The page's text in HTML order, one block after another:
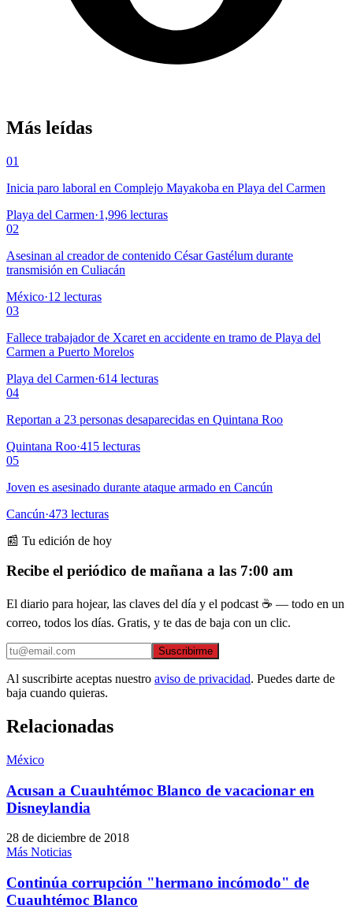
Más leídas
01
Inicia paro laboral en Complejo Mayakoba en Playa del Carmen
Playa del Carmen·1,996 lecturas
02
Asesinan al creador de contenido César Gastélum durante
transmisión en Culiacán
México·12 lecturas
03
Fallece trabajador de Xcaret en accidente en tramo de Playa del
Carmen a Puerto Morelos
Playa del Carmen·614 lecturas
04
Reportan a 23 personas desaparecidas en Quintana Roo
Quintana Roo·415 lecturas
05
Joven es asesinado durante ataque armado en Cancún
Cancún·473 lecturas
📰 Tu edición de hoy
Recibe el periódico de mañana a las 7:00 am
El diario para hojear, las claves del día y el podcast ☕ — todo en un
correo, todos los días. Gratis, y te das de baja con un clic.
Suscribirme
Al suscribirte aceptas nuestro aviso de privacidad. Puedes darte de
baja cuando quieras.
Relacionadas
México
Acusan a Cuauhtémoc Blanco de vacacionar en
Disneylandia
28 de diciembre de 2018
Más Noticias
Continúa corrupción "hermano incómodo" de
Cuauhtémoc Blanco